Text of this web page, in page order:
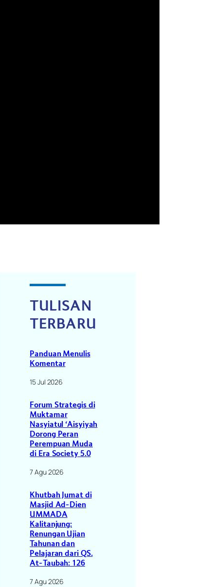
TULISAN
TERBARU
Panduan Menulis
Komentar
15 Jul 2026
Forum Strategis di
Muktamar
Nasyiatul ‘Aisyiyah
Dorong Peran
Perempuan Muda
di Era Society 5.0
7 Agu 2026
Khutbah Jumat di
Masjid Ad-Dien
UMMADA
Kalitanjung:
Renungan Ujian
Tahunan dan
Pelajaran dari QS.
At-Taubah: 126
7 Agu 2026